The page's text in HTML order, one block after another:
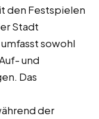
den Festspielen
Stadt
sowohl
und
Das
der